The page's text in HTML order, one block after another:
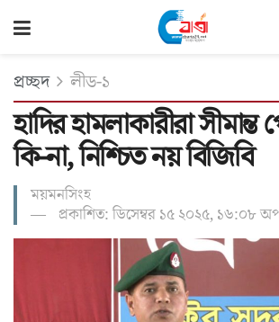
প্রচ্ছদ লীড-১
হাদির হামলাকারীরা সীমান্ত
কি-না, নিশ্চিত নয় বিজিবি
ময়মনসিংহ
প্রকাশিত: ডিসেম্বর ১৫ ২০২৫, ১৬:০৮